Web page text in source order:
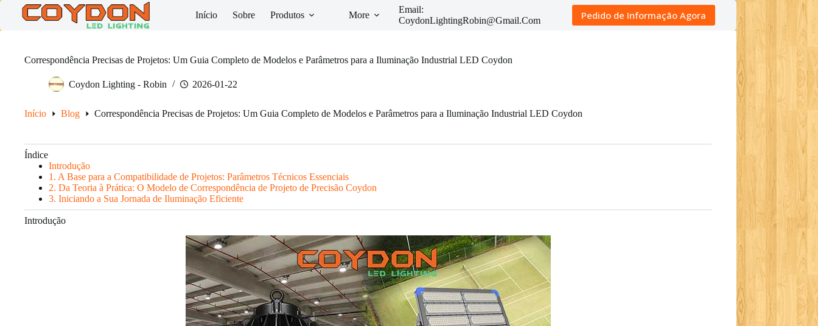
Skip
content
Início Sobre Produtos More
Email:
CoydonLightingRobin@Gmail.Com
Pedido de Informação Agora
Correspondência Precisas de Projetos: Um Guia Completo de Modelos e Parâmetros para a Iluminação Industrial LED Coydon
Coydon Lighting - Robin 2026-01-22
Início Blog Correspondência Precisas de Projetos: Um Guia Completo de Modelos e Parâmetros para a Iluminação Industrial LED Coydon
Índice
Introdução
1. A Base para a Compatibilidade de Projetos: Parâmetros Técnicos Essenciais
2. Da Teoria à Prática: O Modelo de Correspondência de Projeto de Precisão Coydon
3. Iniciando a Sua Jornada de Iluminação Eficiente
Introdução